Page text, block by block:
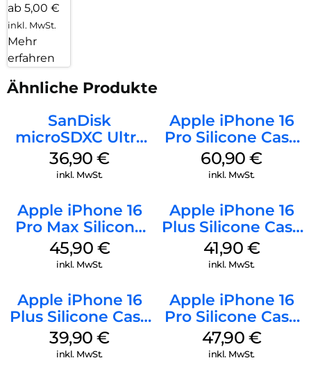
ab 5,00 €
inkl. MwSt.
Mehr
erfahren
Ähnliche Produkte
SanDisk
microSDXC Ultra
128 GB + Adapter
Mobile
36,90€
inkl. MwSt.
Apple iPhone 16
Pro Silicone Case
MagSafe Stone
Gray
60,90€
inkl. MwSt.
Apple iPhone 16
Pro Max Silicone
Case MagSafe
Ultramarine
45,90 €
inkl. MwSt.
Apple iPhone 16
Plus Silicone Case
MagSafe Stone
Gray
41,90 €
inkl. MwSt.
Apple iPhone 16
Plus Silicone Case
MagSafe Plum
39,90€
inkl. MwSt.
Apple iPhone 16
Pro Silicone Case
MagSafe Denim
47,90 €
inkl. MwSt.